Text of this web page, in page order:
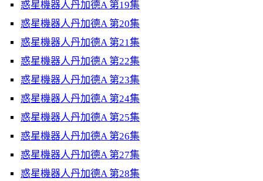
惑星機器人丹加德A 第19集
惑星機器人丹加德A 第20集
惑星機器人丹加德A 第21集
惑星機器人丹加德A 第22集
惑星機器人丹加德A 第23集
惑星機器人丹加德A 第24集
惑星機器人丹加德A 第25集
惑星機器人丹加德A 第26集
惑星機器人丹加德A 第27集
惑星機器人丹加德A 第28集